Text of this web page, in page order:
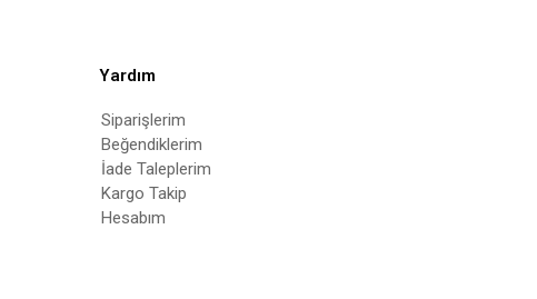
Yardım
Siparişlerim
Beğendiklerim
İade Taleplerim
Kargo Takip
Hesabım